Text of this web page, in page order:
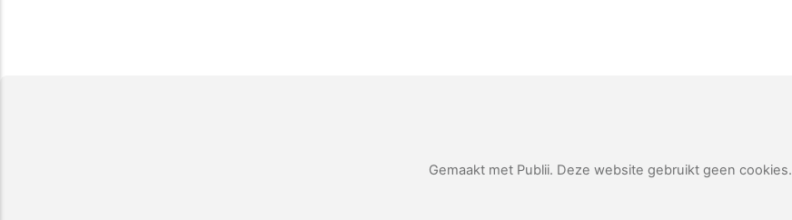
Gemaakt met Publii. Deze website gebruikt geen cookies.